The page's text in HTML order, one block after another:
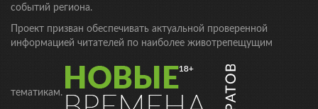
событий региона.
Проект призван обеспечивать актуальной проверенной
информацией читателей по наиболее животрепещущим
тематикам.